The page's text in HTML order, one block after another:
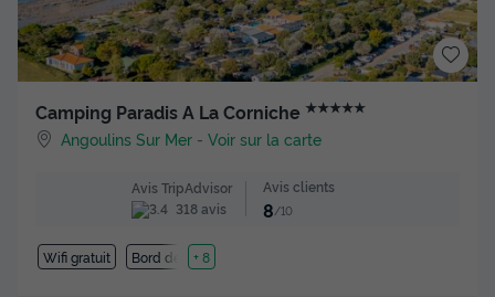
Camping Paradis A La Corniche ★★★★★
Angoulins Sur Mer -Voir sur la carte
Avis TripAdvisor
318 avis
Avis clients
8 /10
Wifi gratuit Bord de mer
+ 8